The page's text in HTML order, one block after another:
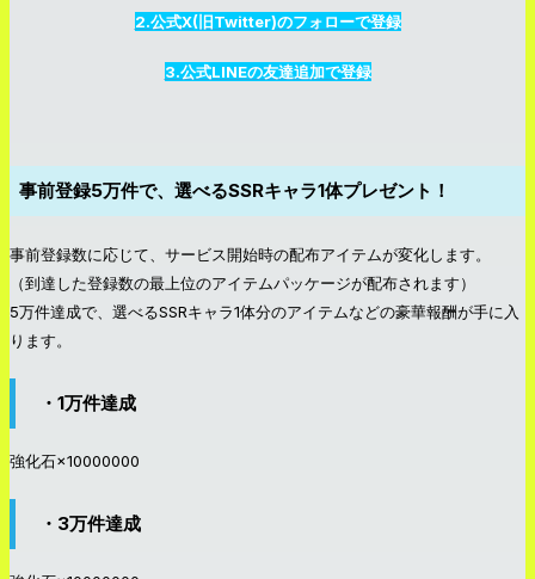
2.公式X(旧Twitter)のフォローで登録
3.公式LINEの友達追加で登録
事前登録5万件で、選べるSSRキャラ1体プレゼント！
事前登録数に応じて、サービス開始時の配布アイテムが変化します。
（到達した登録数の最上位のアイテムパッケージが配布されます）
5万件達成で、選べるSSRキャラ1体分のアイテムなどの豪華報酬が手に入
ります。
・1万件達成
強化石×10000000
・3万件達成